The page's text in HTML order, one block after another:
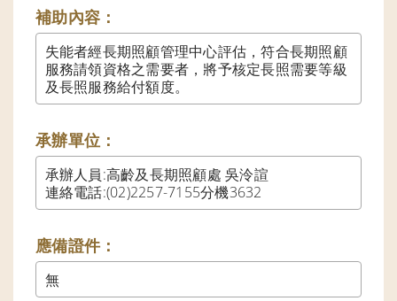
補助內容：
失能者經長期照顧管理中心評估，符合長期照顧
服務請領資格之需要者，將予核定長照需要等級
及長照服務給付額度。
承辦單位：
承辦人員:高齡及長期照顧處 吳泠諠
連絡電話:(02)2257-7155分機3632
應備證件：
無